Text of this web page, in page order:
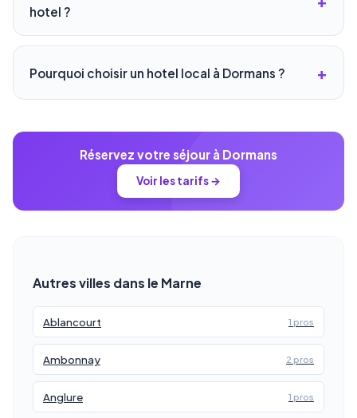
hotel ?
Pourquoi choisir un hotel local à Dormans ?
Réservez votre séjour à Dormans
Voir les tarifs →
Autres villes dans le Marne
Ablancourt 1 pros
Ambonnay 2 pros
Anglure 1 pros